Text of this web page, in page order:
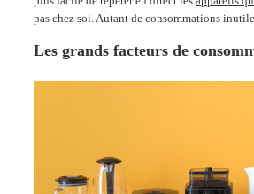
pas chez soi. Autant de consommations
Les grands facteurs de